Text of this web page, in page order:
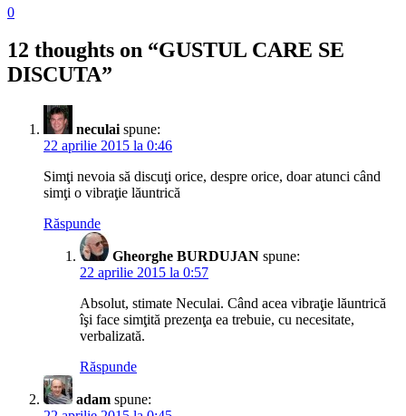
0
12 thoughts on “GUSTUL CARE SE
DISCUTA”
neculai spune:
22 aprilie 2015 la 0:46
Simţi nevoia să discuţi orice, despre orice, doar atunci când
simţi o vibraţie lăuntrică
Răspunde
Gheorghe BURDUJAN spune:
22 aprilie 2015 la 0:57
Absolut, stimate Neculai. Când acea vibraţie lăuntrică
îşi face simţită prezenţa ea trebuie, cu necesitate,
verbalizată.
Răspunde
adam spune: